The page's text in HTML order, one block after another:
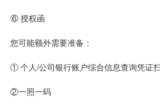
⑥ 授权函
您可能额外需要准备：
① 个人/公司银行账户综合信息查询凭证
②一照一码